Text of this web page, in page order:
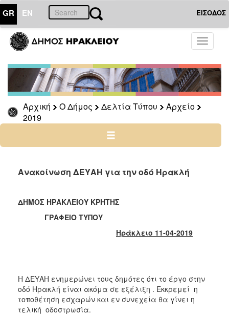
GR EN ΕΙΣΟΔΟΣ
Toggle
Αρχική Ο Δήμος Δελτία Τύπου
Αρχείο
2019
ΔΗΜΟΣ
Δελτία
Τύπου
Αρχείο
2026
2025
2022
2020
2019
2015
2013
2012
Ανακοίνωση ΔΕΥΑΗ για την οδό Ηρακλή
ΔΗΜΟΣ ΗΡΑΚΛΕΙΟΥ ΚΡΗΤΗΣ
ΓΡΑΦΕΙΟ ΤΥΠΟΥ
Ηράκλειο 11-04-2019
Η ΔΕΥΑΗ ενημερώνει τους δημότες ότι το έργο στην
οδό Ηρακλή είναι ακόμα σε εξέλιξη . Εκκρεμεί η
τοποθέτηση εσχαρών και εν συνεχεία θα γίνει η
τελική οδοστρωσία.